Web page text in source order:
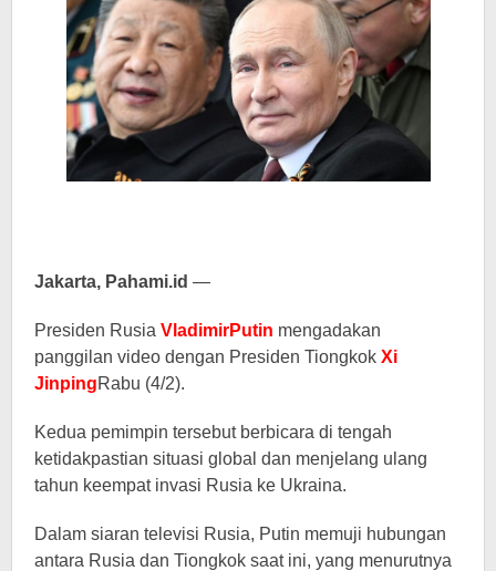
Jakarta, Pahami.id —
Presiden Rusia VladimirPutin mengadakan
panggilan video dengan Presiden Tiongkok Xi
JinpingRabu (4/2).
Kedua pemimpin tersebut berbicara di tengah
ketidakpastian situasi global dan menjelang ulang
tahun keempat invasi Rusia ke Ukraina.
Dalam siaran televisi Rusia, Putin memuji hubungan
antara Rusia dan Tiongkok saat ini, yang menurutnya